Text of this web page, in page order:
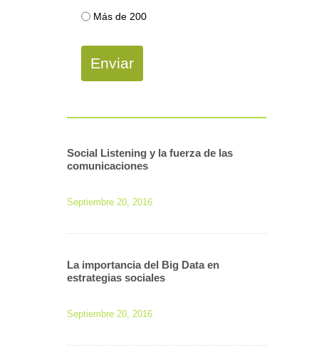
Más de 200
Enviar
Social Listening y la fuerza de las
comunicaciones
Septiembre 20, 2016
La importancia del Big Data en
estrategias sociales
Septiembre 20, 2016